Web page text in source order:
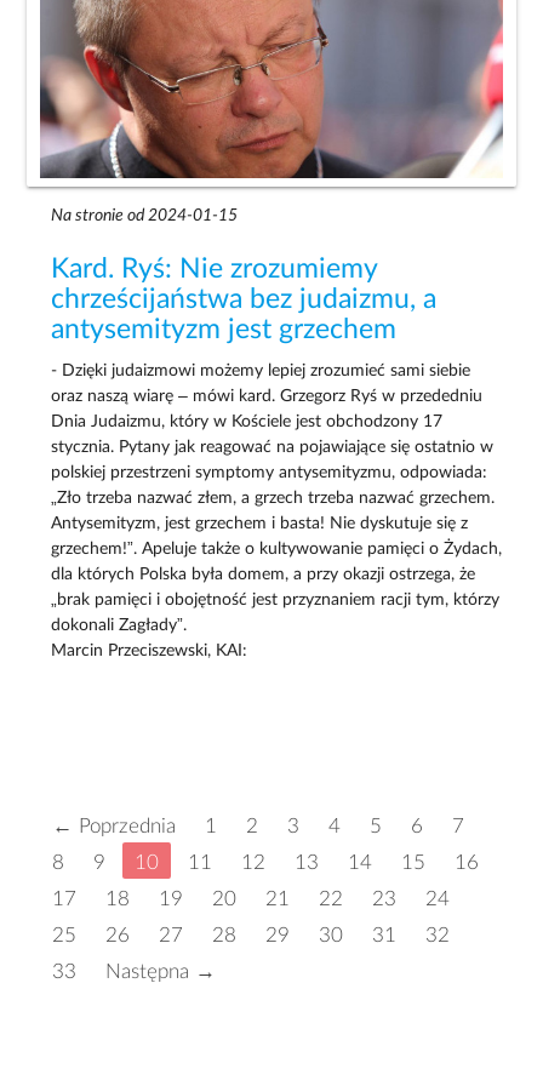
Na stronie od 2024-01-15
Kard. Ryś: Nie zrozumiemy
chrześcijaństwa bez judaizmu, a
antysemityzm jest grzechem
- Dzięki judaizmowi możemy lepiej zrozumieć sami siebie
oraz naszą wiarę – mówi kard. Grzegorz Ryś w przededniu
Dnia Judaizmu, który w Kościele jest obchodzony 17
stycznia. Pytany jak reagować na pojawiające się ostatnio w
polskiej przestrzeni symptomy antysemityzmu, odpowiada:
„Zło trzeba nazwać złem, a grzech trzeba nazwać grzechem.
Antysemityzm, jest grzechem i basta! Nie dyskutuje się z
grzechem!”. Apeluje także o kultywowanie pamięci o Żydach,
dla których Polska była domem, a przy okazji ostrzega, że
„brak pamięci i obojętność jest przyznaniem racji tym, którzy
dokonali Zagłady”.
Marcin Przeciszewski, KAI:
← Poprzednia 1 2 3 4 5 6
7
8
9 10 11 12 13 14 15
16
17
18 19 20 21 22 23
24
25
26 27 28 29 30 31
32
33
Następna →